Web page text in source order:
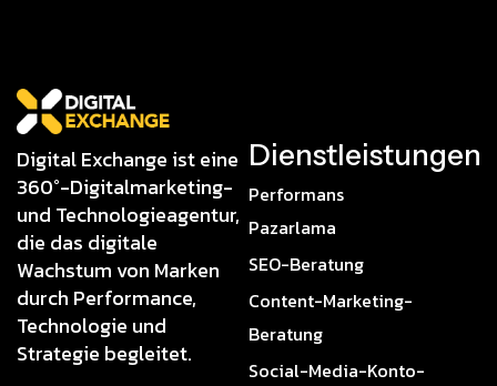
Digital Exchange ist eine
360°-Digitalmarketing-
und Technologieagentur,
die das digitale
Wachstum von Marken
durch Performance,
Technologie und
Strategie begleitet.
Dienstleistungen
Performans
Pazarlama
SEO-Beratung
Content-Marketing-
Beratung
Social-Media-Konto-